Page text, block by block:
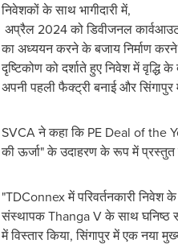
निवेशकों के साथ भागीदारी में,
अप्रैल 2024 को डिवीजनल
का अध्ययन करने के बजाय निर्माण
दृष्टिकोण को दर्शाते हुए निवेश में वृद्धि
अपनी पहली फैक्ट्री बनाई और
SVCA ने कहा कि PE Deal of the
की ऊर्जा" के उदाहरण के रूप में प्रस्तुत
"TDConnex में परिवर्तनकारी निवेश
संस्थापक Thanga V के साथ घनिष्ठ
में विस्तार किया, सिंगापुर में एक नया